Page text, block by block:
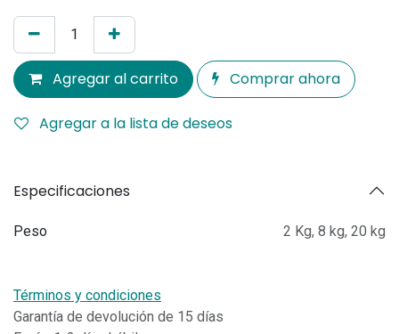
Agregar al carrito Comprar ahora
Agregar a la lista de deseos
Especificaciones
Peso 2 Kg, 8 kg, 20 kg
Términos y condiciones
Garantía de devolución de 15 días